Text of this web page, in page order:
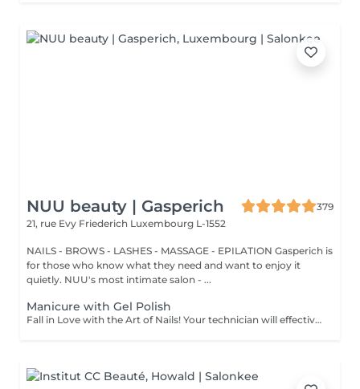
NUU beauty | Gasperich
379
21, rue Evy Friederich Luxembourg L-1552
NAILS - BROWS - LASHES - MASSAGE - EPILATION Gasperich is
for those who know what they need and want to enjoy it
quietly. NUU's most intimate salon - ...
Manicure with Gel Polish
Fall in Love with the Art of Nails! Your technician will effectively remove dead skin cells, shape and file nails, and buff the outer surface. Semi-permanent (gel) polish is applied. It looks like regular nail polish, but stays on your nails much longer. Fantastic, isn't it? It is drying in a led lamp and lasts for weeks. Our masters do edged, hardware, or combined manicure. How is manicure with semi-permanent nail polish done? - removal of an old semi-permanent (gel) if needed - rough skin is removed - the shape of the nail plate is corrected - the cuticle and side ridges are corrected - semi-permanent (gel) polish is applied - cuticle oil and hand cream are applied *Please note that if semipermanent nail polish without manicure is chosen, rough skin, cuticle and side ridges won't be removed. Age restrictions: recommended to do from 16 years. Post procedure recommendations: there are no post recommendations for this procedure. Frequency: once in 3 weeks.